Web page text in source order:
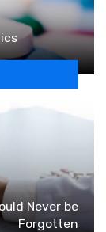
Never be
Forgotten